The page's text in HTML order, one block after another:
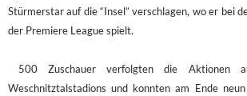
Stürmerstar auf die “Insel” verschlagen, wo er bei
der Premiere League spielt.
500 Zuschauer verfolgten die Aktionen
Weschnitztalstadions und konnten am Ende